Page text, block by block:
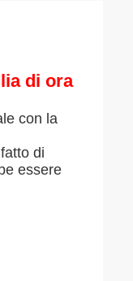
di ora
con la
di
essere